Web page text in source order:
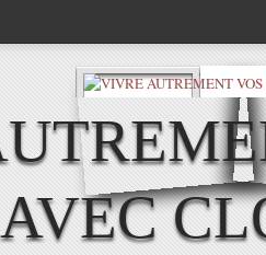
AVEC